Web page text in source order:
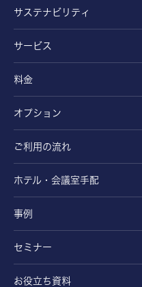
サステナビリティ
サービス
料金
オプション
ご利用の流れ
ホテル・会議室手配
事例
セミナー
お役立ち資料